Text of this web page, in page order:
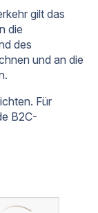
gilt das
die
des
und an die
Für
B2C-